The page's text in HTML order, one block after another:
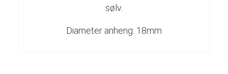
sølv.
Diameter anheng: 18mm